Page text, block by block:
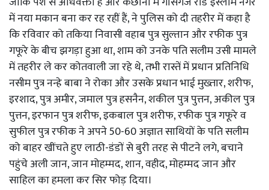
में नया मकान बना कर रह रहीं हैं, ने पुलिस को दी तहरीर में कहा है
कि रविवार को तकिया निवासी वहाब पुत्र सुल्तान और रफीक पुत्र
गफूरे के बीच झगड़ा हुआ था, शाम को उनके पति सलीम उसी मामले
में तहरीर ले कर कोतवाली जा रहे थे, तभी रास्तें में प्रधान प्रतिनिधि
नसीम पुत्र नन्हे बाबा ने रोका और उसके प्रधान भाई मुख्तार, शरीफ,
इरशाद, पुत्र अमीर, जमाल पुत्र हसनैन, शकील पुत्र पुत्तन, अकील पुत्र
पुत्तन, इरफान पुत्र शरीफ, इकबाल पुत्र शरीफ, रफीक पुत्र गफूरे व
सुफील पुत्र रफीक ने अपने 50-60 अज्ञात साथियों के पति सलीम
को बाहर खींचते हुए लाठी-डंडों से बुरी तरह से पीटने लगे, बचाने
पहुंचे अली जान, जान मोहम्मद, शान, वहीद, मोहम्मद जान और
साहिल का हमला कर सिर फोड़ दिया।